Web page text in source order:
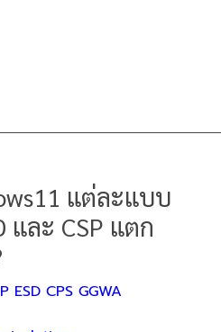
แต่ละแบบ
และ CSP แตก